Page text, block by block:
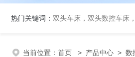
热门关键词： 双头车床，双头数控车床
当前位置： 首页 > 产品中心 > 数